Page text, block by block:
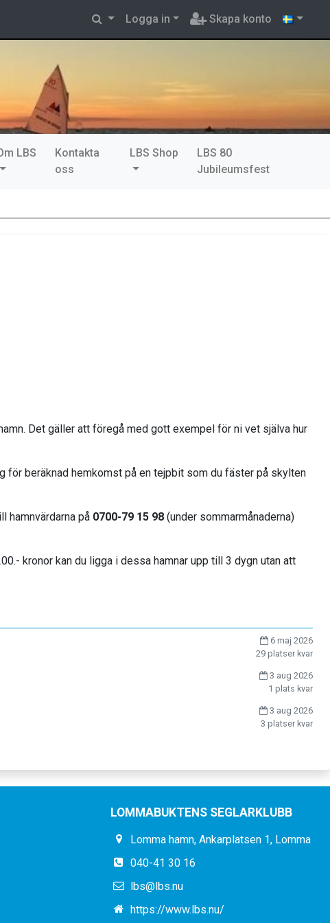
Logga in Skapa konto
LBS
Kontakta
oss
LBS Shop
LBS 80
Jubileumsfest
Det gäller att föregå med gott exempel för ni vet själva hur
för beräknad hemkomst på en tejpbit som du fäster på skylten
hamnvärdarna på 0700-79 15 98 (under sommarmånaderna)
kronor kan du ligga i dessa hamnar upp till 3 dygn utan att
6 maj 2026
29 platser kvar
3 aug 2026
1 plats kvar
3 aug 2026
3 platser kvar
LOMMABUKTENS SEGLARKLUBB
Lomma hamn, Ankarplatsen 1, Lomma
040-41 30 16
lbs@lbs.nu
https://www.lbs.nu/